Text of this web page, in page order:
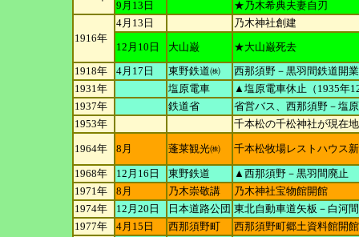
9月13日 ★乃木希典夫妻自刃
1916年
4月13日
乃木神社創建
12月10日
大山巌
★大山巌死去
1918年
4月17日 東野鉄道㈱
西那須野－黒羽間鉄道開業
1931年
塩原電車
▲塩原電車休止（1935年
1937年
鉄道省
省営バス、西那須野－塩
1953年
千本松の千松神社が現在
1964年 8月 蓬莱観光㈱ 千本松牧場レストハウス
1968年 12月16日 東野鉄道
▲西那須野－黒羽間廃止
1971年
8月 乃木崇敬講
乃木神社宝物館開館
1974年
12月20日 日本道路公団 東北自動車道矢板－白河
1977年
4月15日 西那須野町 西那須野町郷土資料館開館